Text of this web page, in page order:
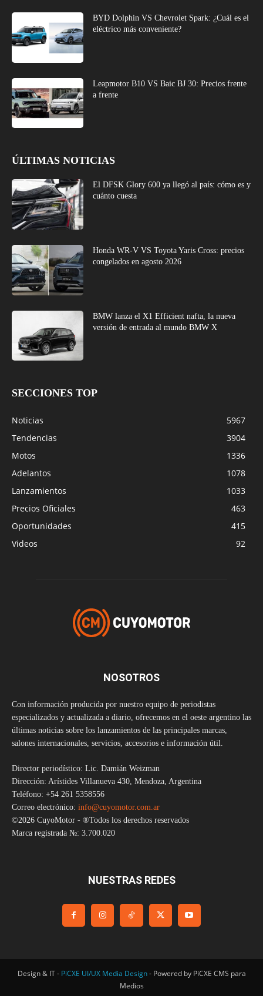
BYD Dolphin VS Chevrolet Spark: ¿Cuál es el
eléctrico más conveniente?
Leapmotor B10 VS Baic BJ 30: Precios frente
a frente
ÚLTIMAS NOTICIAS
El DFSK Glory 600 ya llegó al país: cómo es y
cuánto cuesta
Honda WR-V VS Toyota Yaris Cross: precios
congelados en agosto 2026
BMW lanza el X1 Efficient nafta, la nueva
versión de entrada al mundo BMW X
SECCIONES TOP
Noticias
5967
Tendencias
3904
Motos
1336
Adelantos
1078
Lanzamientos
1033
Precios Oficiales
463
Oportunidades
415
Videos
92
NOSOTROS
Con información producida por nuestro equipo de periodistas
especializados y actualizada a diario, ofrecemos en el oeste argentino las
últimas noticias sobre los lanzamientos de las principales marcas,
salones internacionales, servicios, accesorios e información útil.
Director periodístico: Lic. Damián Weizman
Dirección: Arístides Villanueva 430, Mendoza, Argentina
Teléfono: +54 261 5358556
Correo electrónico: info@cuyomotor.com.ar
©2026 CuyoMotor - ®Todos los derechos reservados
Marca registrada №: 3.700.020
NUESTRAS REDES
Design & IT - PiCXE UI/UX Media Design- Powered by PiCXE CMS para
Medios